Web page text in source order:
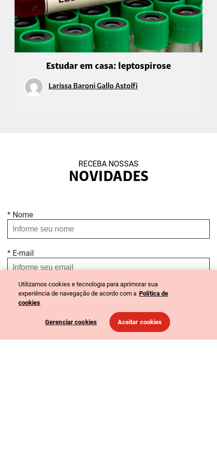
Estudar em casa: leptospirose
Larissa Baroni Gallo Astolfi
RECEBA NOSSAS
NOVIDADES
* Nome
* E-mail
* Perfil
Educador
Outro
Utilizamos cookies e tecnologia para aprimorar sua
experiência de navegação de acordo com a Política de
cookies
Gerenciar cookies Aceitar cookies